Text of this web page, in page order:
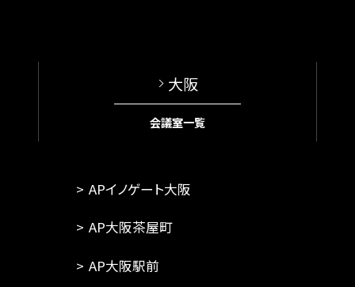
大阪
会議室一覧
APイノゲート大阪
AP大阪茶屋町
AP大阪駅前